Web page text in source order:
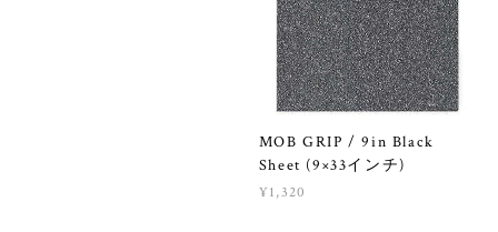
MOB GRIP / 9in Black
Sheet (9×33インチ)
¥1,320